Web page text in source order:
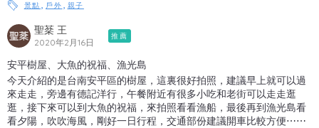
景點 戶外 親子
聖棻 王
2020年2月16日
推薦
安平樹屋、大魚的祝福、漁光島
今天介紹的是台南安平區的樹屋，這裏很好拍照，建議早上就可以過
來走走，旁邊有德記洋行，午餐附近有很多小吃和老街可以走走逛
逛，接下來可以到大魚的祝福，來拍照看看漁船，最後再到漁光島看
看夕陽，吹吹海風，剛好一日行程，交通部份建議開車比較方便⋯⋯